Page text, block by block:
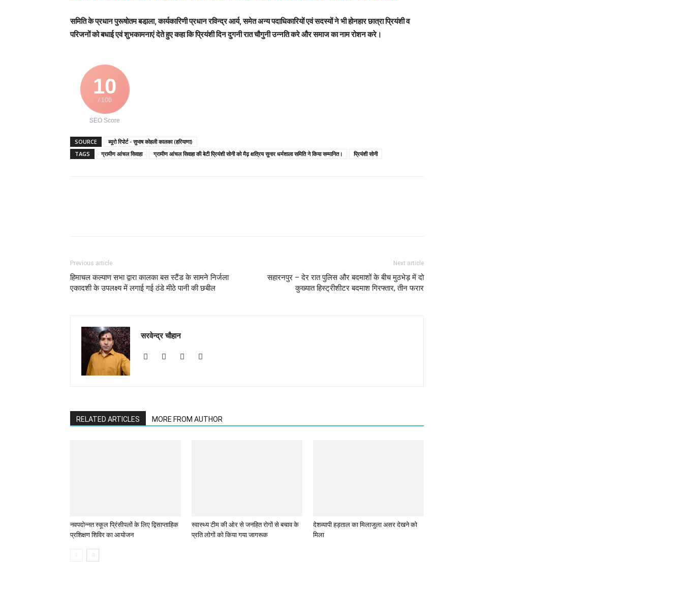
समिति के प्रधान पुरूषोतम बडा़ला, कार्यकारिणी प्रधान रविन्द्र आर्य, समेत अन्य पदाधिकारियों एवं सदस्यों ने भी होनहार छात्रा प्रियंशी व
परिजनों को बधाई एवं शुभकामनाएं देते हुए कहा कि प्रियंशी दिन दुगनी रात चौगुनी उन्नति करे और समाज का नाम रोशन करे।
10
/ 100
SEO Score
SOURCE
ब्यूरो रिपोर्ट - सुभाष कोहली कालका (हरियाणा)
TAGS
ग्रामीण आंचल सिवाहा ग्रामीण आंचल सिवाहा की बेटी प्रियंशी सोनी को मैढ़ क्षत्रिय सुनार धर्मशाला समिति ने किया सम्मानित। प्रियंशी सोनी
Previous article
हिमाचल कल्याण सभा द्वारा कालका बस स्टैंड के सामने निर्जला
एकादशी के उपलक्ष्य में लगाई गई ठंडे मीठे पानी की छबील
Next article
सहारनपुर – देर रात पुलिस और बदमाशों के बीच मुठभेड़ में दो
कुख्यात हिस्ट्रीशीटर बदमाश गिरफ्तार, तीन फरार
सरवेन्द्र चौहान
RELATED ARTICLES MORE FROM AUTHOR
नवपदोन्नत स्कूल प्रिंसीपलों के लिए द्विसाप्ताहिक
प्रशिक्षण शिविर का आयोजन
स्वास्थ्य टीम की ओर से जनहित रोगों से बचाव के
प्रति लोगों को किया गया जागरूक
देशव्यापी हड़ताल का मिलाजुला असर देखने को
मिला